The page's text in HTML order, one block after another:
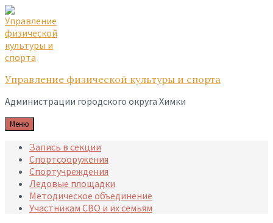
Skip
to
content
Skip
to
main
navigation
Skip
to
footer
Управление физической культуры и спорта
Администрации городского округа Химки
Меню
Запись в секции
Спортсооружения
Спортучреждения
Ледовые площадки
Методическое объединение
Участникам СВО и их семьям